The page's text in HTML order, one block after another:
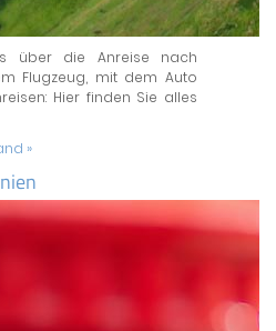
über die Anreise nach
Flugzeug, mit dem Auto
Hier finden Sie alles
»